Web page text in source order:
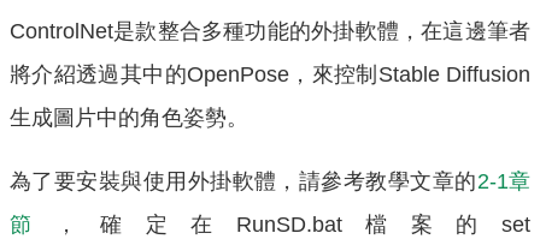
ControlNet是款整合多種功能的外掛軟體，在這邊筆者
將介紹透過其中的OpenPose，來控制Stable Diffusion
生成圖片中的角色姿勢。
為了要安裝與使用外掛軟體，請參考教學文章的2-1章
節
，確定在RunSD.bat檔案的set